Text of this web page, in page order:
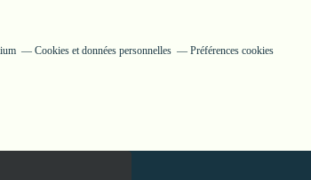
Cookies et données personnelles Préférences cookies